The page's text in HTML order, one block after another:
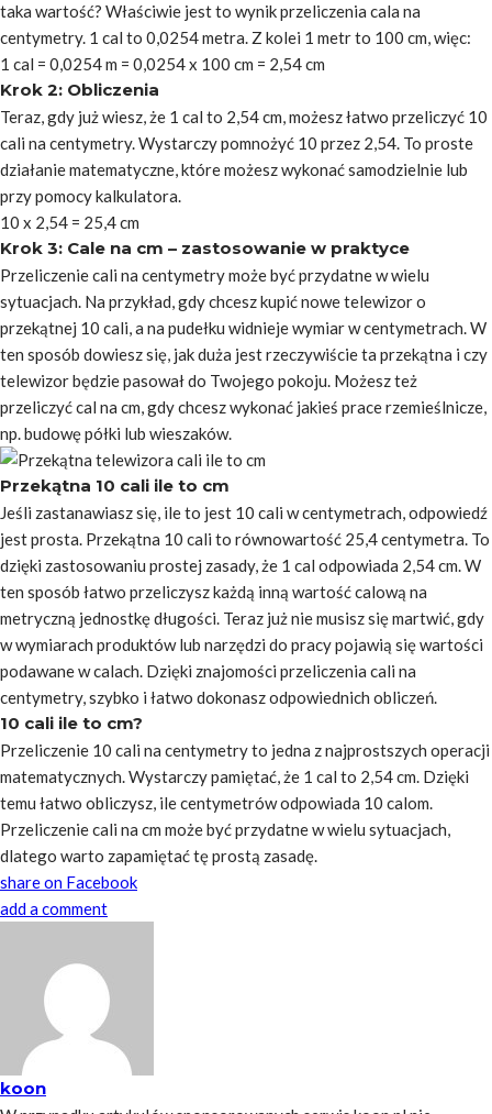
taka wartość? Właściwie jest to wynik przeliczenia cala na
centymetry. 1 cal to 0,0254 metra. Z kolei 1 metr to 100 cm, więc:
1 cal = 0,0254 m = 0,0254 x 100 cm = 2,54 cm
Krok 2: Obliczenia
Teraz, gdy już wiesz, że 1 cal to 2,54 cm, możesz łatwo przeliczyć 10
cali na centymetry. Wystarczy pomnożyć 10 przez 2,54. To proste
działanie matematyczne, które możesz wykonać samodzielnie lub
przy pomocy kalkulatora.
10 x 2,54 = 25,4 cm
Krok 3: Cale na cm – zastosowanie w praktyce
Przeliczenie cali na centymetry może być przydatne w wielu
sytuacjach. Na przykład, gdy chcesz kupić nowe telewizor o
przekątnej 10 cali, a na pudełku widnieje wymiar w centymetrach. W
ten sposób dowiesz się, jak duża jest rzeczywiście ta przekątna i czy
telewizor będzie pasował do Twojego pokoju. Możesz też
przeliczyć cal na cm, gdy chcesz wykonać jakieś prace rzemieślnicze,
np. budowę półki lub wieszaków.
Przekątna 10 cali ile to cm
Jeśli zastanawiasz się, ile to jest 10 cali w centymetrach, odpowiedź
jest prosta. Przekątna 10 cali to równowartość 25,4 centymetra. To
dzięki zastosowaniu prostej zasady, że 1 cal odpowiada 2,54 cm. W
ten sposób łatwo przeliczysz każdą inną wartość calową na
metryczną jednostkę długości. Teraz już nie musisz się martwić, gdy
w wymiarach produktów lub narzędzi do pracy pojawią się wartości
podawane w calach. Dzięki znajomości przeliczenia cali na
centymetry, szybko i łatwo dokonasz odpowiednich obliczeń.
10 cali ile to cm?
Przeliczenie 10 cali na centymetry to jedna z najprostszych operacji
matematycznych. Wystarczy pamiętać, że 1 cal to 2,54 cm. Dzięki
temu łatwo obliczysz, ile centymetrów odpowiada 10 calom.
Przeliczenie cali na cm może być przydatne w wielu sytuacjach,
dlatego warto zapamiętać tę prostą zasadę.
share on Facebook
add a comment
koon